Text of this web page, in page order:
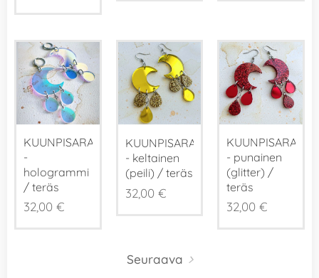
KUUNPISARAT
-
hologrammi
/ teräs
32,00 €
KUUNPISARAT
- keltainen
(peili) / teräs
32,00 €
KUUNPISARAT
- punainen
(glitter) /
teräs
32,00 €
Seuraava